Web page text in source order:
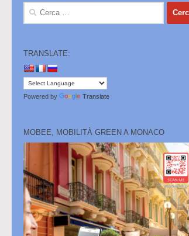
Ricerca
TRANSLATE:
Powered by Translate
MOBEE, MOBILITÀ GREEN A MONACO